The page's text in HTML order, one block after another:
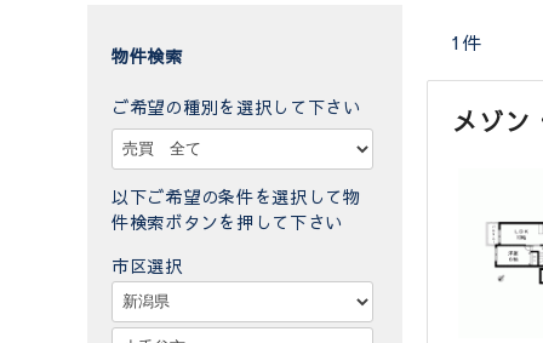
1件
メゾン
物件検索
ご希望の種別を選択して下さい
以下ご希望の条件を選択して物
件検索ボタンを押して下さい
市区選択